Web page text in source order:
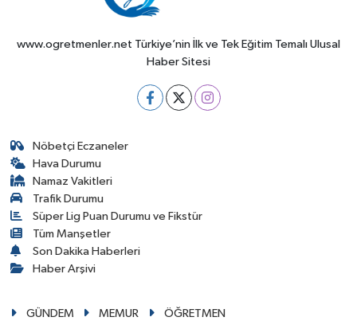
www.ogretmenler.net Türkiye’nin İlk ve Tek Eğitim Temalı Ulusal
Haber Sitesi
Nöbetçi Eczaneler
Hava Durumu
Namaz Vakitleri
Trafik Durumu
Süper Lig Puan Durumu ve Fikstür
Tüm Manşetler
Son Dakika Haberleri
Haber Arşivi
GÜNDEM MEMUR
ÖĞRETMEN